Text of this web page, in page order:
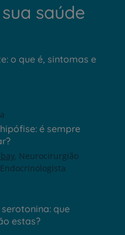
saúde
o que é, sintomas e
é sempre
Neurocirurgião
Endocrinologista
que
estas?